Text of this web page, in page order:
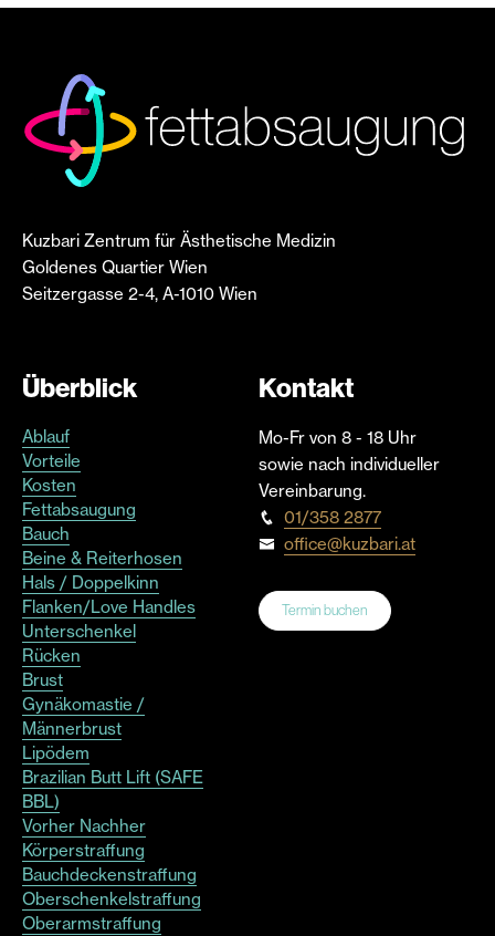
Kuzbari Zentrum für Ästhetische Medizin
Goldenes Quartier Wien
Seitzergasse 2-4, A-1010 Wien
Überblick
Ablauf
Vorteile
Kosten
Fettabsaugung
Bauch
Beine & Reiterhosen
Hals / Doppelkinn
Flanken/Love Handles
Unterschenkel
Rücken
Brust
Gynäkomastie /
Männerbrust
Lipödem
Brazilian Butt Lift (SAFE
BBL)
Vorher Nachher
Körperstraffung
Bauchdeckenstraffung
Oberschenkelstraffung
Oberarmstraffung
Kontakt
Mo-Fr von 8 - 18 Uhr
sowie nach individueller
Vereinbarung.
01/358 2877
office@kuzbari.at
Termin buchen